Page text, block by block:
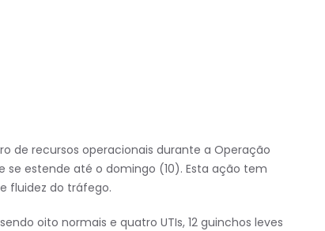
de recursos operacionais durante a Operação
estende até o domingo (10). Esta ação tem
fluidez do tráfego.
oito normais e quatro UTIs, 12 guinchos leves